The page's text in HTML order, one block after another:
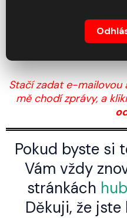
l
e
a
t
i
e
Stačí zadat e-mailovou
mě chodí zprávy, a
Pokud byste si
Vám vždy
stránkách
Děkuji, že